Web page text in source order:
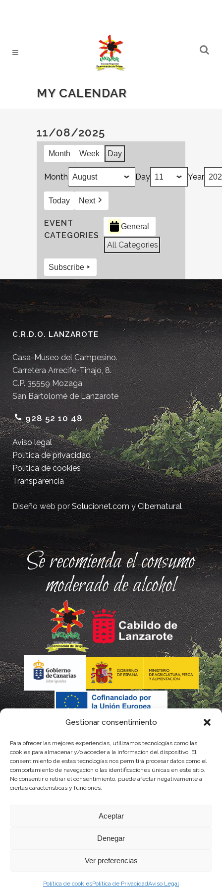
Gestionar consentimiento
Para ofrecer las mejores experiencias, utilizamos tecnologías como las
cookies para almacenar y/o acceder a la información del dispositivo. El
consentimiento de estas tecnologías nos permitirá procesar datos como el
comportamiento de navegación o las identificaciones únicas en este sitio.
No consentir o retirar el consentimiento, puede afectar negativamente a
ciertas características y funciones.
Aceptar
Denegar
Ver preferencias
Política de cookiesPolítica de PrivacidadAviso Legal
MY CALENDAR
11/08/2025
Month Week Day
Month Day Year
Today Next
EVENT
CATEGORIES
General
All Categories
Subscribe
C.R.D.O. LANZAROTE
Casa-Museo del Campesino.
Carretera Arrecife-Tinajo, 8.
C.P. 35559 Mozaga
San Bartolomé de Lanzarote
928 52 10 48
Aviso legal
Política de privacidad
Política de cookies
Transparencia
Diseño web porSolucionet.comyCibernatural
Se recomienda el consumo
moderado de alcohol
La gestión de la DOP Lanzarote realizada por este Consejo Regulador es financiada,
con fondos provenientes del presupuesto de gastos del Instituto Canario de
Calidad Agroalimentaria